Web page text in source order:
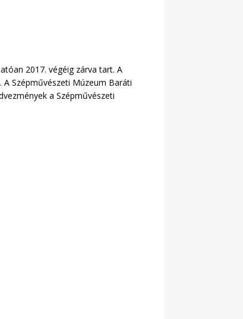
2017. végéig zárva tart. A
Szépművészeti Múzeum Baráti
a Szépművészeti